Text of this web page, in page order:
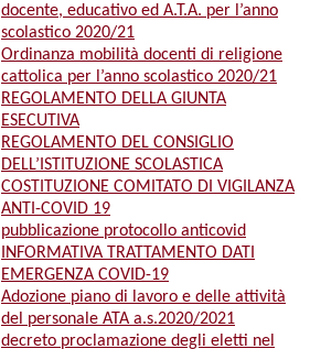
docente, educativo ed A.T.A. per l’anno
scolastico 2020/21
Ordinanza mobilità docenti di religione
cattolica per l’anno scolastico 2020/21
REGOLAMENTO DELLA GIUNTA
ESECUTIVA
REGOLAMENTO DEL CONSIGLIO
DELL’ISTITUZIONE SCOLASTICA
COSTITUZIONE COMITATO DI VIGILANZA
ANTI-COVID 19
pubblicazione protocollo anticovid
INFORMATIVA TRATTAMENTO DATI
EMERGENZA COVID-19
Adozione piano di lavoro e delle attività
del personale ATA a.s.2020/2021
decreto proclamazione degli eletti nel